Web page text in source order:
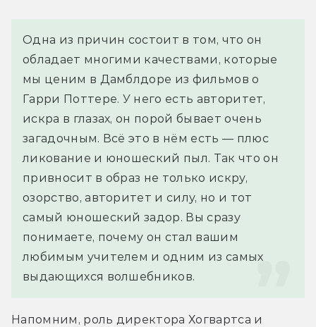
Одна из причин состоит в том, что он
обладает многими качествами, которые
мы ценим в Дамблдоре из фильмов о
Гарри Поттере. У него есть авторитет,
искра в глазах, он порой бывает очень
загадочным. Всё это в нём есть — плюс
ликование и юношеский пыл. Так что он
привносит в образ не только искру,
озорство, авторитет и силу, но и тот
самый юношеский задор. Вы сразу
понимаете, почему он стал вашим
любимым учителем и одним из самых
выдающихся волшебников.
Напомним, роль директора Хогвартса и